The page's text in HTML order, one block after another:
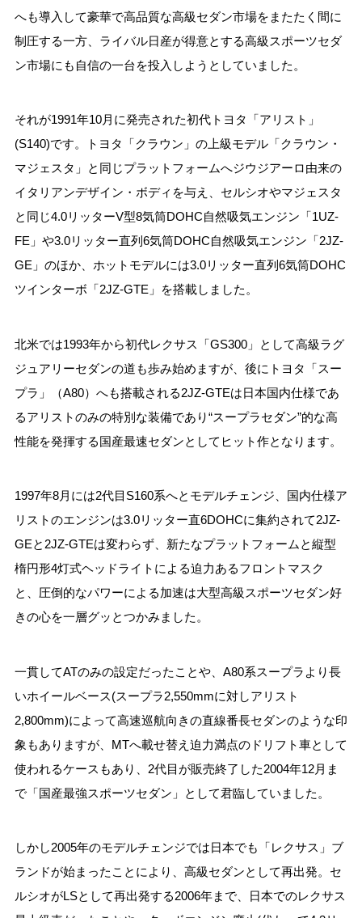
へも導入して豪華で高品質な高級セダン市場をまたたく間に
制圧する一方、ライバル日産が得意とする高級スポーツセダ
ン市場にも自信の一台を投入しようとしていました。
それが1991年10月に発売された初代トヨタ「アリスト」
(S140)です。トヨタ「クラウン」の上級モデル「クラウン・
マジェスタ」と同じプラットフォームへジウジアーロ由来の
イタリアンデザイン・ボディを与え、セルシオやマジェスタ
と同じ4.0リッターV型8気筒DOHC自然吸気エンジン「1UZ-
FE」や3.0リッター直列6気筒DOHC自然吸気エンジン「2JZ-
GE」のほか、ホットモデルには3.0リッター直列6気筒DOHC
ツインターボ「2JZ-GTE」を搭載しました。
北米では1993年から初代レクサス「GS300」として高級ラグ
ジュアリーセダンの道も歩み始めますが、後にトヨタ「スー
プラ」（A80）へも搭載される2JZ-GTEは日本国内仕様であ
るアリストのみの特別な装備であり“スープラセダン”的な高
性能を発揮する国産最速セダンとしてヒット作となります。
1997年8月には2代目S160系へとモデルチェンジ、国内仕様ア
リストのエンジンは3.0リッター直6DOHCに集約されて2JZ-
GEと2JZ-GTEは変わらず、新たなプラットフォームと縦型
楕円形4灯式ヘッドライトによる迫力あるフロントマスク
と、圧倒的なパワーによる加速は大型高級スポーツセダン好
きの心を一層グッとつかみました。
一貫してATのみの設定だったことや、A80系スープラより長
いホイールベース(スープラ2,550mmに対しアリスト
2,800mm)によって高速巡航向きの直線番長セダンのような印
象もありますが、MTへ載せ替え迫力満点のドリフト車として
使われるケースもあり、2代目が販売終了した2004年12月ま
で「国産最強スポーツセダン」として君臨していました。
しかし2005年のモデルチェンジでは日本でも「レクサス」ブ
ランドが始まったことにより、高級セダンとして再出発。セ
ルシオがLSとして再出発する2006年まで、日本でのレクサス